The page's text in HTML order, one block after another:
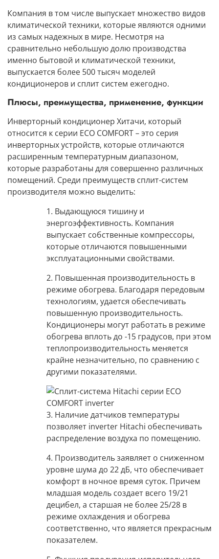
Компания в том числе выпускает множество видов
климатической техники, которые являются одними
из самых надежных в мире. Несмотря на
сравнительно небольшую долю производства
именно бытовой и климатической техники,
выпускается более 500 тысяч моделей
кондиционеров и сплит систем ежегодно.
Плюсы, преимущества, применение, функции
Инверторный кондиционер Хитачи, который
относится к серии ECO COMFORT –это серия
инверторных устройств, которые отличаются
расширенным температурным диапазоном,
которые разработаны для совершенно различных
помещений. Среди преимуществ сплит-систем
производителя можно выделить:
1. Выдающуюся тишину и
энергоэффективность. Компания
выпускает собственные компрессоры,
которые отличаются повышенными
эксплуатационными свойствами.
2. Повышенная производительность в
режиме обогрева. Благодаря передовым
технологиям, удается обеспечивать
повышенную производительность.
Кондиционеры могут работать в режиме
обогрева вплоть до -15 градусов, при этом
теплопроизводительность меняется
крайне незначительно, по сравнению с
другими показателями.
3. Наличие датчиков температуры
позволяет inverter Hitachi обеспечивать
распределение воздуха по помещению.
4. Производитель заявляет о сниженном
уровне шума до 22 дБ, что обеспечивает
комфорт в ночное время суток. Причем
младшая модель создает всего 19/21
децибел, а старшая не более 25/28 в
режиме охлаждения и обогрева
соответственно, что является прекрасным
показателем.